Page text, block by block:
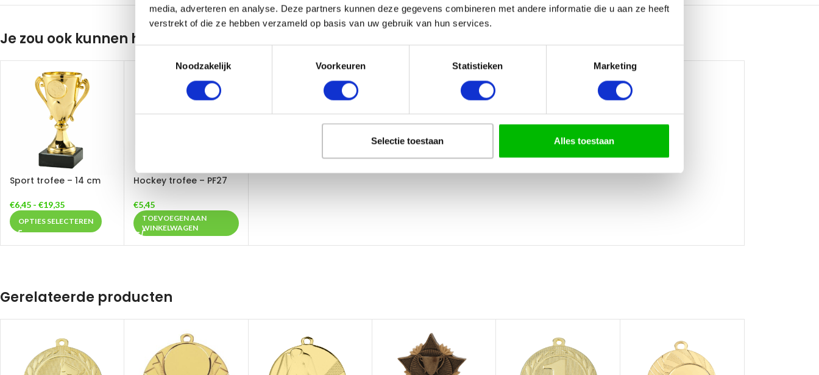
media, adverteren en analyse. Deze partners kunnen deze gegevens combineren met andere informatie die u aan ze heeft
verstrekt of die ze hebben verzameld op basis van uw gebruik van hun services.
Noodzakelijk
Voorkeuren Statistieken Marketing
Selectie toestaan Alles toestaan
Je zou ook kunnen houden van …
Sport trofee – 14 cm
€6,45 - €19,35
OPTIES SELECTEREN
Hockey trofee – PF27
€5,45
TOEVOEGEN AAN
WINKELWAGEN
Gerelateerde producten